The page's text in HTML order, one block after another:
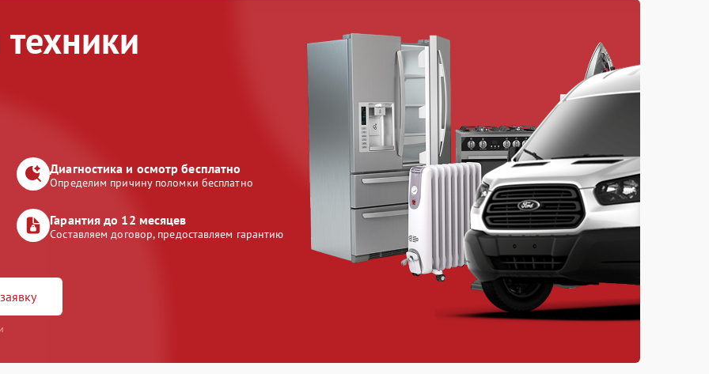
Диагностика и осмотр бесплатно
Определим причину поломки бесплатно
Гарантия до 12 месяцев
Составляем договор, предоставляем гарантию